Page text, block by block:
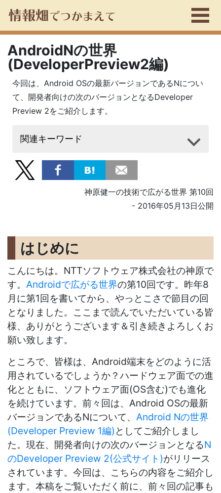
AndroidNの世界
(DeveloperPreview2編)
今回は、Android OSの最新バージョンであるNについ
て、開発者向けの次のバージョンとなるDeveloper
Preview 2をご紹介します。
関連キーワード
神原健一の技術で広がる世界 第10回
- 2016年05月13日公開
はじめに
こんにちは。NTTソフトウェア株式会社の神原で
す。 Androidで広がる世界の第10回です。昨年8
月に第1回を書いてから、やっとこさで節目の回
となりました。ここまで読んでいただいている皆
様、ありがとうございます＆引き続きよろしくお
願い致します。
ところで、皆様は、Android端末をどのように活
用されているでしょうか？ハードウェア面での進
化とともに、ソフトウェア面(OS含む)でも進化
を続けています。前々回は、Android OSの最新
バージョンであるNについて、 Android Nの世界
(Developer Preview 1編) としてご紹介しまし
た。現在、開発者向けの次のバージョンとなるN
のDeveloper Preview 2(公式サイト)がリリース
されています。今回は、こちらの内容をご紹介し
ます。本稿をご覧いただく前に、前々回の記事も